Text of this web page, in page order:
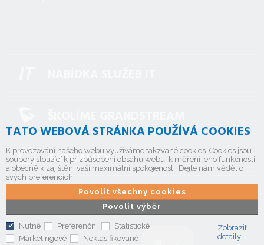
AKTUALITY
TATO WEBOVÁ STRÁNKA POUŽÍVÁ COOKIES
K provozování našeho webu využíváme takzvané cookies. Cookies jsou
soubory sloužící k přizpůsobení obsahu webu, k měření jeho funkčnosti
a obecně k zajištění vaší maximální spokojenosti. Dejte nám vědět o
svých preferencích.
Povolit výběr
Povolit všechny cookies
Nutné Preferenční
Statistické
Marketingové
Neklasifikované
Zobrazit
detaily